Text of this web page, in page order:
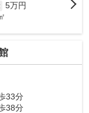
5万円
33分
38分